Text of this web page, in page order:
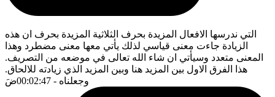
التي ندرسها الافعال المزيدة بحرف الثلاثية المزيدة بحرف ان هذه
الزيادة جاءت معنى قياسي لذلك يأتي معها معنى مضطرد وهذا
المعنى متعدد وسيأتي ان شاء الله تعالى في موضعه من التصريف.
هذا الفرق الاول بين المزيد هنا وبين المزيد الذي زيادته للالحاق.
وجعلناه - 00:02:47 ضَ